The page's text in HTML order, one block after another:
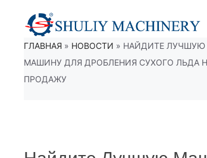
содержимому
ГЛАВНАЯ » НОВОСТИ » НАЙДИТЕ ЛУЧШУЮ
МАШИНУ ДЛЯ ДРОБЛЕНИЯ СУХОГО ЛЬДА
ПРОДАЖУ